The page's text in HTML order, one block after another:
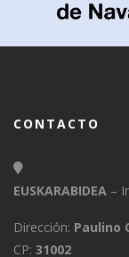
CONTACTO
EUSKARABIDEA –
Dirección: Paulino
CP: 31002